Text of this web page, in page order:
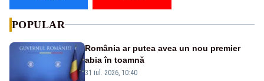
POPULAR
România ar putea avea un nou premier
abia în toamnă
31 iul. 2026, 10:40